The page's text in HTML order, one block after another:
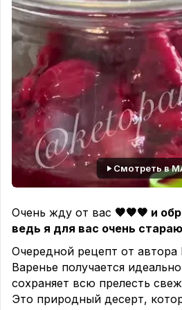
#кетомороженое
#кетоджелато
🧂Соль щепотка
Для крема «Йогуртовый
🥛Сливки 33% 250 г
🥛Йогурт греческий 200 г
🥚Желток 3 шт больших
🥄Желатин 5 г плюс вода для
🥄Сахзам, ванилин
Для шоколадного ганаша:
🍫Какао тёртое или шоколад
🥄Какао 1 чл
🥛Сливки 33% 120 г
Для прослойки и украшения:
🍓Клубника 250 г (любая
Готовим крем:
1. Замочить желатин в воде,
2. В сотейнике нагреть
Смотреть в
Очень жду от вас 🤎🤎🤎 и
ведь я для вас очень
Очередной рецепт от
Варенье получается
сохраняет всю прелесть
Это природный десерт,